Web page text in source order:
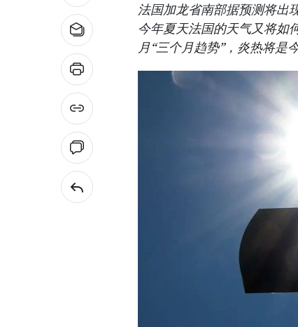
法国加龙省南部据预测将出
今年夏天法国的天气又将如
月“三个月趋势”，炎热将是